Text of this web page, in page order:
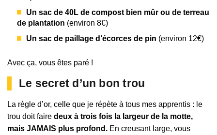
Un sac de 40L de compost bien mûr ou de terreau
de plantation (environ 8€)
Un sac de paillage d’écorces de pin (environ 12€)
Avec ça, vous êtes paré !
Le secret d’un bon trou
La règle d’or, celle que je répète à tous mes apprentis : le
trou doit faire deux à trois fois la largeur de la motte,
mais JAMAIS plus profond. En creusant large, vous